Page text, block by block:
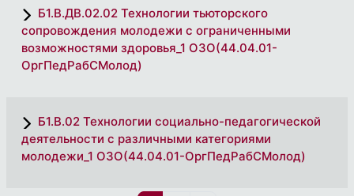
Б1.В.ДВ.02.02 Технологии тьюторского
сопровождения молодежи с ограниченными
возможностями здоровья_1 ОЗО(44.04.01-
ОргПедРабСМолод)
Б1.В.02 Технологии социально-педагогической
деятельности с различными категориями
молодежи_1 ОЗО(44.04.01-ОргПедРабСМолод)